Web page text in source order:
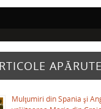
APĂRUTE
Mulţumiri din Spania şi